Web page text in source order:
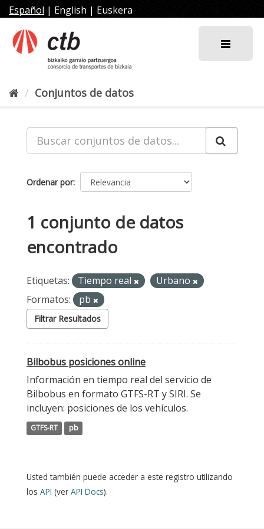
al
contenido
Español | English | Euskera
Conjuntos de datos
Ordenar por
1 conjunto de datos
encontrado
Etiquetas: Tiempo real
Urbano
Formatos:
pb
Filtrar Resultados
Bilbobus posiciones online
Información en tiempo real del servicio de
Bilbobus en formato GTFS-RT y SIRI. Se
incluyen: posiciones de los vehículos.
GTFS-RT pb
Usted también puede acceder a este registro utilizando
los API (ver API Docs).